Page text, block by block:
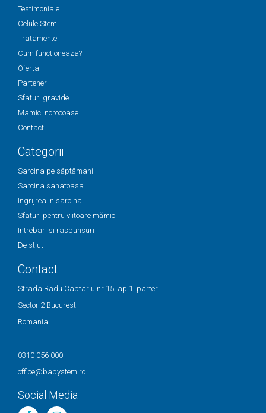
Testimoniale
Celule Stem
Tratamente
Cum functioneaza?
Oferta
Parteneri
Sfaturi gravide
Mamici norocoase
Contact
Categorii
Sarcina pe săptămani
Sarcina sanatoasa
Ingrijrea in sarcina
Sfaturi pentru viitoare mămici
Intrebari si raspunsuri
De stiut
Contact
Strada Radu Captariu nr 15, ap 1, parter
Sector 2 Bucuresti
Romania
0310 056 000
office@babystem.ro
Social Media